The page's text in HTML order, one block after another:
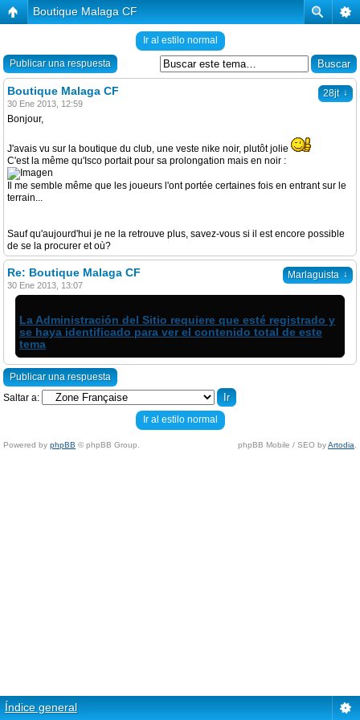
Boutique Malaga CF
Ir al estilo normal
Publicar una respuesta
28jt ↓
Boutique Malaga CF
30 Ene 2013, 12:59
Bonjour,
J'avais vu sur la boutique du club, une veste nike noir, plutôt jolie
C'est la même qu'Isco portait pour sa prolongation mais en noir :
Il me semble même que les joueurs l'ont portée certaines fois en entrant sur le
terrain...
Sauf qu'aujourd'hui je ne la retrouve plus, savez-vous si il est encore possible
de se la procurer et où?
Marlaguista ↓
Re: Boutique Malaga CF
30 Ene 2013, 13:07
La Administración del Sitio requiere que esté registrado y
se haya identificado para ver el contenido total de este
tema
Publicar una respuesta
Saltar a:
Ir al estilo normal
Powered by phpBB © phpBB Group. phpBB Mobile / SEO byArtodia
Índice general